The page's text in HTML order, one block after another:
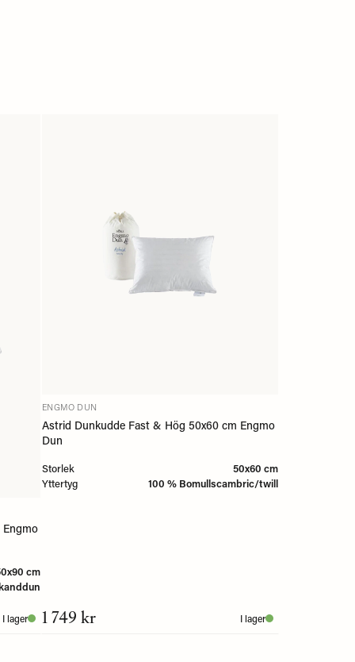
cm
I lager
ENGMO DUN
Astrid Dunkudde Fast & Hög 50x60 cm Engmo
Dun
Storlek
50x60 cm
Yttertyg
100 % Bomullscambric/twill
1 749 kr I lager